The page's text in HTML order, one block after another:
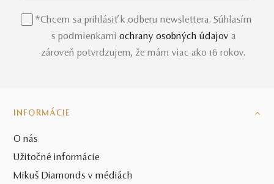
Neváhajte už ani chvíľu a obdarujte ju krásnym prsteňom
s drahým kameňom aj v ružovom a žltom zlate.
*Chcem sa prihlásiť k odberu newslettera. Súhlasím
s podmienkami ochrany osobných údajov a
zároveň potvrdzujem, že mám viac ako 16 rokov.
INFORMÁCIE
O nás
Užitočné informácie
Mikuš Diamonds v médiách